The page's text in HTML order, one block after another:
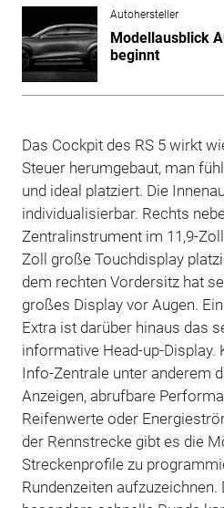
Autohersteller
Modellausblick
beginnt
Das Cockpit des RS 5 wirkt
Steuer herumgebaut, man
und ideal platziert. Die
individualisierbar. Rechts
Zentralinstrument im 11,9-
Zoll große Touchdisplay
dem rechten Vordersitz hat
großes Display vor Augen.
Extra ist darüber hinaus das
informative Head-up-
Info-Zentrale unter anderem
Anzeigen, abrufbare
Reifenwerte oder
der Rennstrecke gibt es die
Streckenprofile zu
Rundenzeiten